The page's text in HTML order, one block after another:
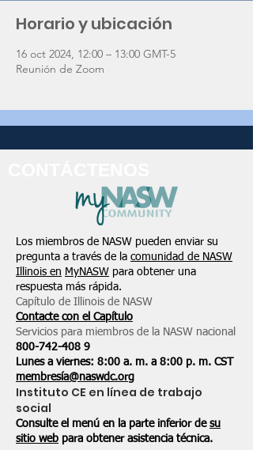
Horario y ubicación
16 oct 2024, 12:00 – 13:00 GMT-5
Reunión de Zoom
Los miembros de NASW pueden enviar su
pregunta a través de la comunidad de NASW
Illinois en MyNASW para obtener una
respuesta más rápida.
Capítulo de Illinois de NASW
Contacte con el Capítulo
Servicios para miembros de la NASW nacional
800-742-408 9
Lunes a viernes: 8:00 a. m. a 8:00 p. m. CST
membresía@naswdc.org
Instituto CE en línea de trabajo
social
Consulte el menú en la parte inferior de su
sitio web para obtener asistencia técnica.